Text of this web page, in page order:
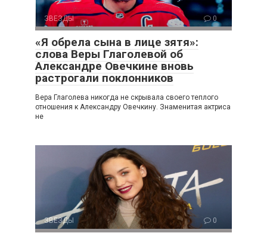
ЗВЕЗДЫ 0
«Я обрела сына в лице зятя»:
слова Веры Глаголевой об
Александре Овечкине вновь
растрогали поклонников
Вера Глаголева никогда не скрывала своего теплого
отношения к Александру Овечкину. Знаменитая актриса
не
ЗВЕЗДЫ 0